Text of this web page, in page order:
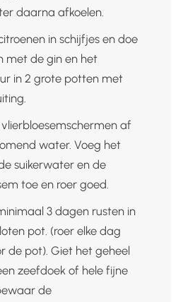
daarna afkoelen.
in schijfjes en doe
met de gin en het
in 2 grote potten met
af
water. Voeg het
suikerwater en de
toe en roer goed.
3 dagen rusten in
pot. (roer elke dag
de pot). Giet het geheel
zeefdoek of hele fijne
de